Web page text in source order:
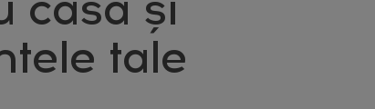
tale